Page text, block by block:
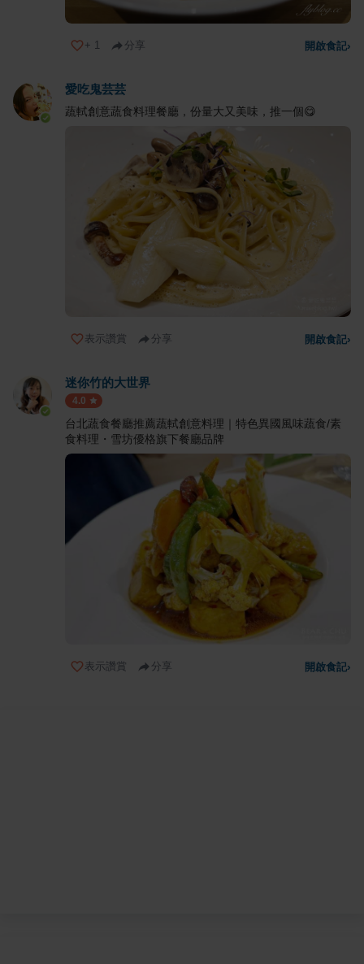
+ 1 分享 開啟食記›
愛吃鬼芸芸
蔬軾創意蔬食料理餐廳，份量大又美味，推一個😋
表示讚賞 分享 開啟食記›
迷你竹的大世界
4.0
台北蔬食餐廳推薦蔬軾創意料理｜特色異國風味蔬食/素
食料理・雪坊優格旗下餐廳品牌
表示讚賞 分享 開啟食記›